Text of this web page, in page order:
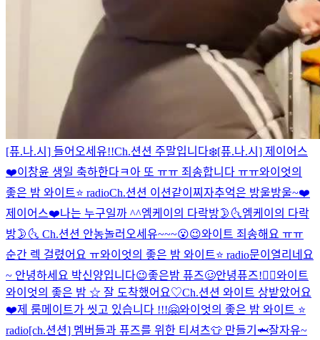
[퓨.나.시] 들어오세유!!Ch.션션 주말입니다❄️[퓨.나.시] 제이어스
❤️이창윤 생일 축하한다ㅋ 아 또 ㅠㅠ 죄송합니다 ㅠㅠ와이엇의
좋은 밤 와이트⭐️ radioCh.션션 이션같이찌자추억은 방울방울~❤️
제이어스❤️나는 누구일까 ^^엠케이의 다락방🌛🌜엠케이의 다락
방🌛🌜 Ch.션션 안농놀러오세유~~~😮😉와이트 죄송해요 ㅠㅠ
순간 렉 걸렸어요 ㅠ와이엇의 좋은 밤 와이트⭐️ radio문이열리네요
~ 안녕하세요 박신양입니다😉좋은밤 퓨즈🥴안녕퓨즈!👍🏻와이트
와이엇의 좋은 밤 ☆ 잘 도착했어요♡Ch.션션 와이트 상받았어요
❤️제 룸메이트가 씻고 있습니다 !!!🤗와이엇의 좋은 밤 와이트 ⭐️
radio[ch.션션] 멤버들과 퓨즈를 위한 티셔츠👕 만들기🦈잘자유~